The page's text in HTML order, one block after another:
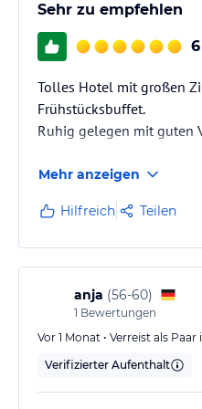
Sehr zu empfehlen
6
Tolles Hotel mit großen
Frühstücksbuffet.
Ruhig gelegen mit guten
Mehr anzeigen
Hilfreich Teilen
anja (56-60)
1 Bewertungen
Vor 1 Monat • Verreist als
Verifizierter Aufenthalt